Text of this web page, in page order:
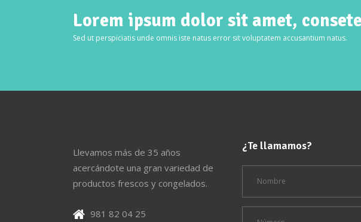
Lorem ipsum dolor sit amet,
Sed ut perspiciatis unde omnis iste natus error sit voluptatem accusantium natus.
Llevamos más de 35 años
acercándote una gran variedad de
productos frescos y congelados.
981 82 04 25
¿Te llamamos?